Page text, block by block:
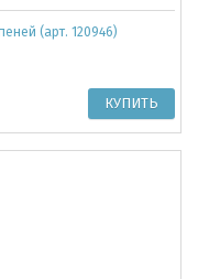
(арт. 120946)